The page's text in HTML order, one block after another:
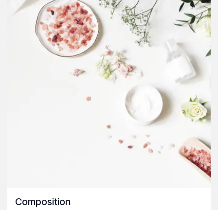
Composition